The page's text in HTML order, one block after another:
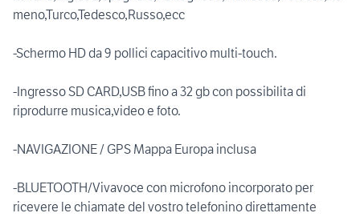
meno,Turco,Tedesco,Russo,ecc
-Schermo HD da 9 pollici capacitivo multi-touch.
-Ingresso SD CARD,USB fino a 32 gb con possibilita di
riprodurre musica,video e foto.
-NAVIGAZIONE / GPS Mappa Europa inclusa
-BLUETOOTH/Vivavoce con microfono incorporato per
ricevere le chiamate del vostro telefonino direttamente